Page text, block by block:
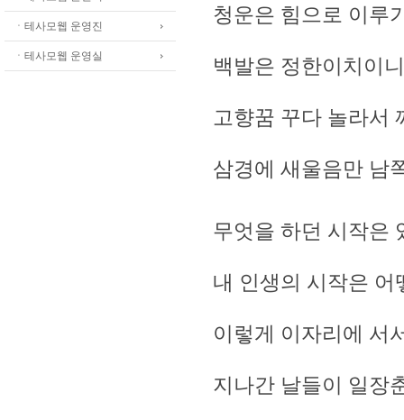
ㆍ테사모웹 운영진
ㆍ테사모웹 운영실
청운은 힘으로 이루
백발은 정한이치이
고향꿈 꾸다 놀라서
삼경에 새울음만 남
무엇을 하던 시작은
내 인생의 시작은 어
이렇게 이자리에 서
지나간 날들이 일장